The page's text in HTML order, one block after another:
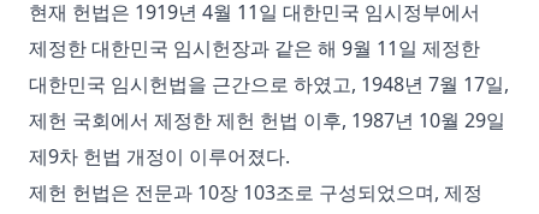
현재 헌법은 1919년 4월 11일 대한민국 임시정부에서
제정한 대한민국 임시헌장과 같은 해 9월 11일 제정한
대한민국 임시헌법을 근간으로 하였고, 1948년 7월 17일,
제헌 국회에서 제정한 제헌 헌법 이후, 1987년 10월 29일
제9차 헌법 개정이 이루어졌다.
제헌 헌법은 전문과 10장 103조로 구성되었으며, 제정